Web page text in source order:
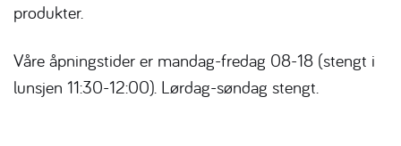
produkter.
Våre åpningstider er mandag-fredag 08-18 (stengt i
lunsjen 11:30-12:00). Lørdag-søndag stengt.